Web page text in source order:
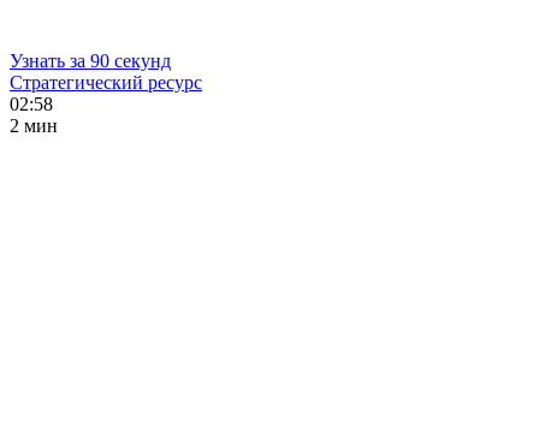
Узнать за 90 секунд
Стратегический ресурс
02:58
2 мин